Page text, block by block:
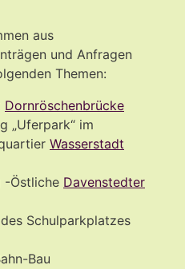
aus
und Anfragen
Themen:
Dornröschenbrücke
„Uferpark“ im
Wasserstadt
-Östliche Davenstedter
Schulparkplatzes
Bau